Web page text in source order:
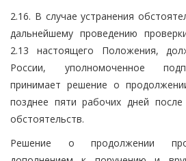
2.16. В случае устранения
дальнейшему проведению
2.13 настоящего Положения,
России, уполномоченное
принимает решение о
позднее пяти рабочих дней после
обстоятельств.
Решение о продолжении